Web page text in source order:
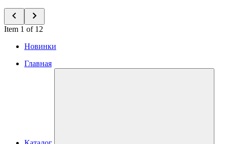
Item 1 of 12
Новинки
Главная